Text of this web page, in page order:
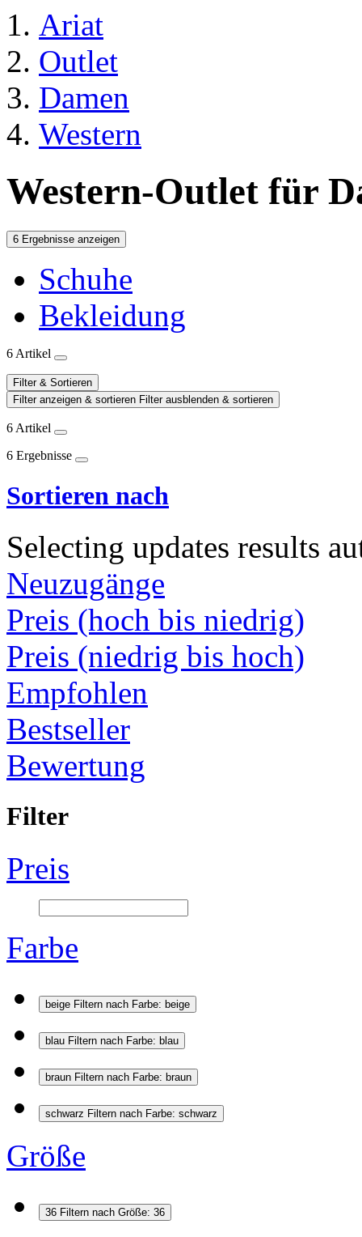
Ariat
Outlet
Damen
Western
Western-Outlet für
6 Ergebnisse anzeigen
Schuhe
Bekleidung
6 Artikel
Filter & Sortieren
Filter anzeigen & sortieren Filter ausblenden & sortieren
6 Artikel
6 Ergebnisse
Sortieren nach
Selecting updates results
Neuzugänge
Preis (hoch bis niedrig)
Preis (niedrig bis hoch)
Empfohlen
Bestseller
Bewertung
Filter
Preis
Farbe
beige Filtern nach Farbe: beige
blau Filtern nach Farbe: blau
braun Filtern nach Farbe: braun
schwarz Filtern nach Farbe: schwarz
Größe
36 Filtern nach Größe: 36